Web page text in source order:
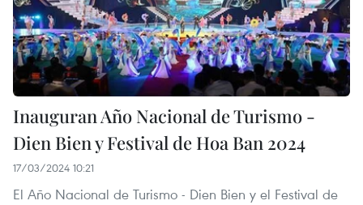
Inauguran Año Nacional de Turismo -
Dien Bien y Festival de Hoa Ban 2024
17/03/2024 10:21
El Año Nacional de Turismo - Dien Bien y el Festival de